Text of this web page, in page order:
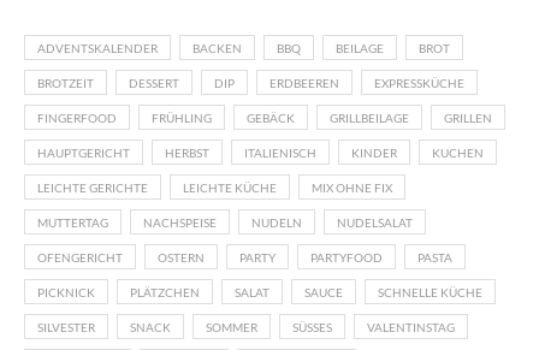
ADVENTSKALENDER BACKEN BBQ BEILAGE BROT
BROTZEIT DESSERT DIP ERDBEEREN EXPRESSKÜCHE
FINGERFOOD FRÜHLING GEBÄCK GRILLBEILAGE GRILLEN
HAUPTGERICHT HERBST ITALIENISCH KINDER KUCHEN
LEICHTE GERICHTE LEICHTE KÜCHE MIX OHNE FIX
MUTTERTAG NACHSPEISE NUDELN NUDELSALAT
OFENGERICHT OSTERN PARTY PARTYFOOD PASTA
PICKNICK PLÄTZCHEN SALAT SAUCE SCHNELLE KÜCHE
SILVESTER SNACK SOMMER SÜSSES VALENTINSTAG